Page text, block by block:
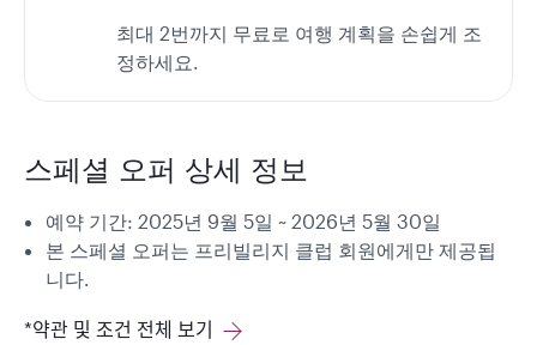
최대 2번까지 무료로 여행 계획을 손쉽게 조
정하세요.
스페셜 오퍼 상세 정보
예약 기간: 2025년 9월 5일 ~ 2026년 5월 30일
본 스페셜 오퍼는 프리빌리지 클럽 회원에게만 제공됩
니다.
*약관 및 조건 전체 보기